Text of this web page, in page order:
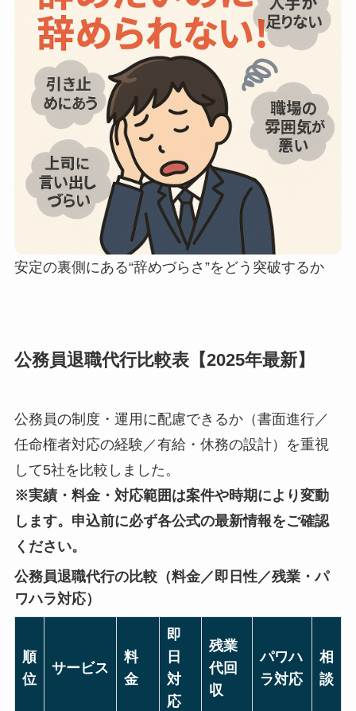
安定の裏側にある“辞めづらさ”をどう突破するか
公務員退職代行比較表【2025年最新】
公務員の制度・運用に配慮できるか（書面進行／
任命権者対応の経験／有給・休務の設計）を重視
して5社を比較しました。
※実績・料金・対応範囲は案件や時期により変動
します。申込前に必ず各公式の最新情報をご確認
ください。
公務員退職代行の比較（料金／即日性／残業・パ
ワハラ対応）
順
位
サービス
料
金
即
日
対
応
残業
代回
収
パワハ
ラ対応
相
談